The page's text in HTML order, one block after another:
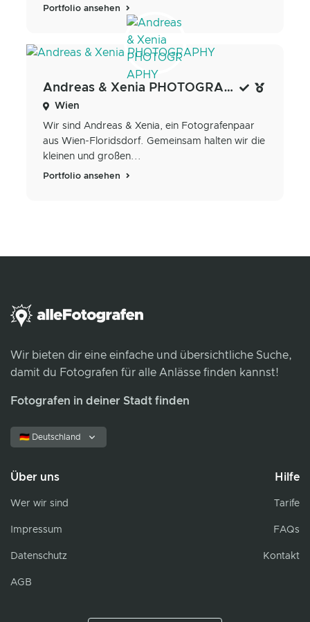
Portfolio ansehen
Andreas & Xenia PHOTOGRAPHY
Wien
Wir sind Andreas & Xenia, ein Fotografenpaar
aus Wien-Floridsdorf. Gemeinsam halten wir die
kleinen und großen...
Portfolio ansehen
Wir bieten dir eine einfache und übersichtliche Suche,
damit du Fotografen für alle Anlässe finden kannst!
Fotografen in deiner Stadt finden
🇩🇪 Deutschland
Über uns
Wer wir sind
Impressum
Datenschutz
AGB
Hilfe
Tarife
FAQs
Kontakt